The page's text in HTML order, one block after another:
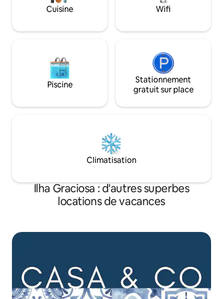
Cuisine Wifi
Piscine
Stationnement
gratuit sur place
Climatisation
Ilha Graciosa : d'autres superbes
locations de vacances